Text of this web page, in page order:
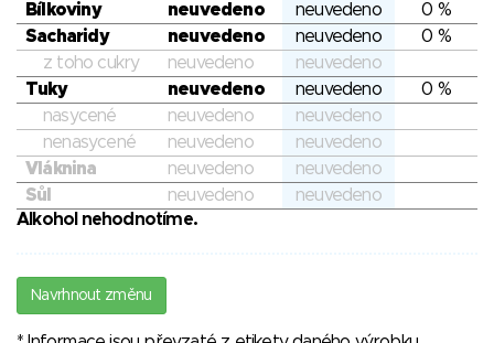
Bílkoviny
neuvedeno neuvedeno
0 %
Sacharidy
neuvedeno neuvedeno
0 %
z toho cukry
neuvedeno
neuvedeno
Tuky
neuvedeno neuvedeno
0 %
nasycené
neuvedeno
neuvedeno
nenasycené
neuvedeno
neuvedeno
Vláknina
neuvedeno
neuvedeno
Sůl
neuvedeno
neuvedeno
Alkohol nehodnotíme.
Navrhnout změnu